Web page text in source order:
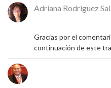
Adriana Rodriguez
Gracias por el
continuación de este